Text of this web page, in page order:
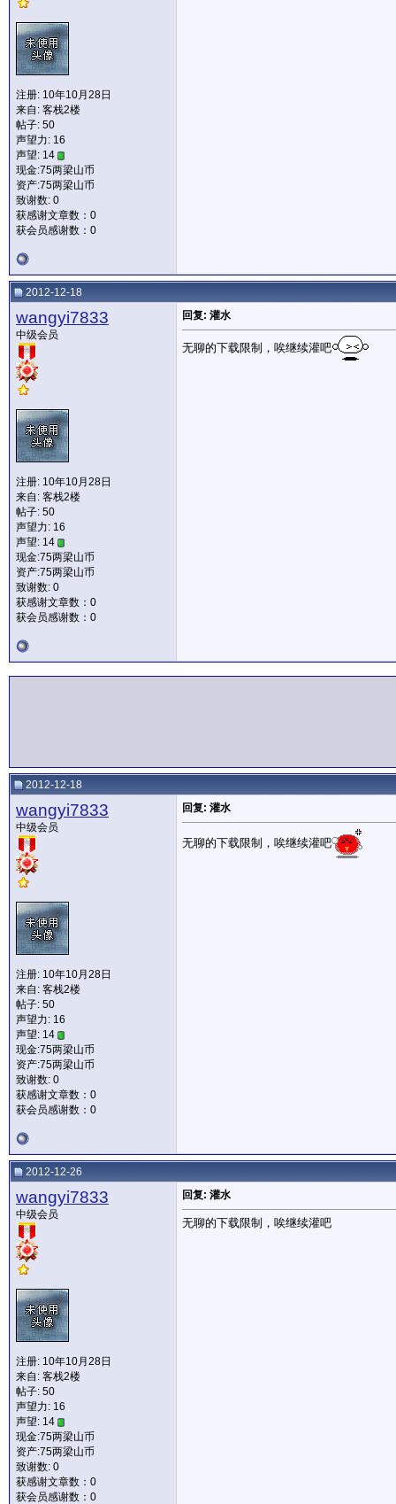
注册: 10年10月28日
来自: 客栈2楼
帖子: 50
声望力: 16
声望: 14
现金:75两梁山币
资产:75两梁山币
致谢数: 0
获感谢文章数：0
获会员感谢数：0
2012-12-18
wangyi7833
中级会员
注册: 10年10月28日
来自: 客栈2楼
帖子: 50
声望力: 16
声望: 14
现金:75两梁山币
资产:75两梁山币
致谢数: 0
获感谢文章数：0
获会员感谢数：0
回复: 灌水
无聊的下载限制，唉继续灌吧
2012-12-18
wangyi7833
中级会员
注册: 10年10月28日
来自: 客栈2楼
帖子: 50
声望力: 16
声望: 14
现金:75两梁山币
资产:75两梁山币
致谢数: 0
获感谢文章数：0
获会员感谢数：0
回复: 灌水
无聊的下载限制，唉继续灌吧
2012-12-26
wangyi7833
中级会员
注册: 10年10月28日
来自: 客栈2楼
帖子: 50
声望力: 16
声望: 14
现金:75两梁山币
资产:75两梁山币
致谢数: 0
获感谢文章数：0
获会员感谢数：0
回复: 灌水
无聊的下载限制，唉继续灌吧